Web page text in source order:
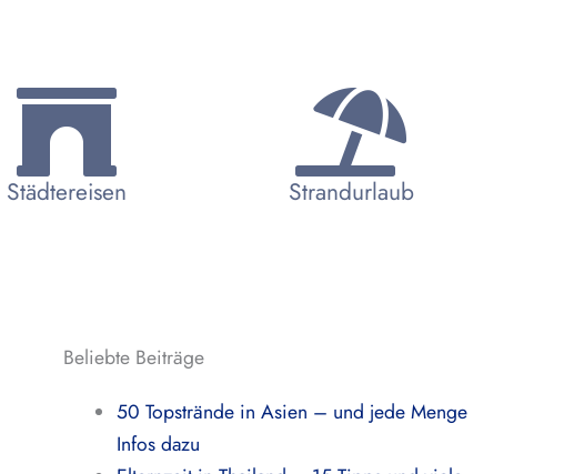
Städtereisen Strandurlaub
Beliebte Beiträge
50 Topstrände in Asien – und jede Menge
Infos dazu